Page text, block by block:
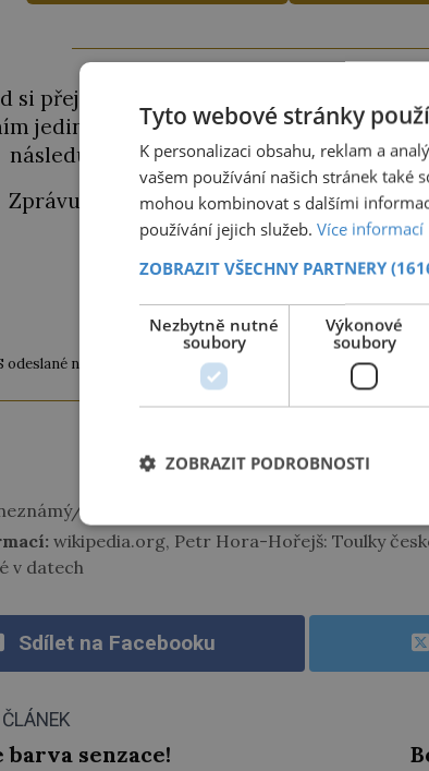
si přejete odemknout pouze tento
jediné SMS. Během chvilky obdržíte
následujícího okénka a kliknutím na
Zprávu ve tvaru "CTU CLANEK" odešlete
ODEMKNOUT KÓDEM
odeslané na číslo 9033320 je 20 Kč vč. DPH. Službu technicky
www.platmobilem.cz
Wikipedia commons/ public domain,
wikipedia.org, Petr Hora-Hořejš: Toulky
v datech
Sdílet na Facebooku
barva senzace!
Tyto webové stránky
K personalizaci obsahu, reklam a
vašem používání našich stránek také
mohou kombinovat s dalšími
používání jejich služeb. Více informací
ZOBRAZIT VŠECHNY PARTNERY
Nezbytně nutné
soubory
Výkonové
soubory
ZOBRAZIT PODROBNOSTI